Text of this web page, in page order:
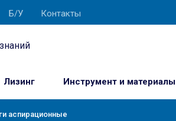
Б/У Контакты
Лизинг Инструмент и материалы
аспирационные